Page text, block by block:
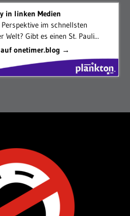
in linken Medien
im schnellsten
Gibt es einen St. Pauli...
auf onetimer.blog →